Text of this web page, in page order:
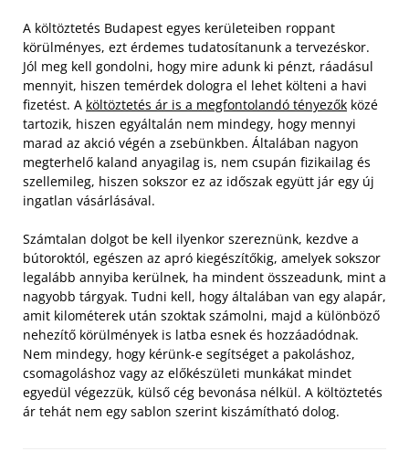
A költöztetés Budapest egyes kerületeiben roppant
körülményes, ezt érdemes tudatosítanunk a tervezéskor.
Jól meg kell gondolni, hogy mire adunk ki pénzt, ráadásul
mennyit, hiszen temérdek dologra el lehet költeni a havi
fizetést. A költöztetés ár is a megfontolandó tényezők közé
tartozik, hiszen egyáltalán nem mindegy, hogy mennyi
marad az akció végén a zsebünkben. Általában nagyon
megterhelő kaland anyagilag is, nem csupán fizikailag és
szellemileg, hiszen sokszor ez az időszak együtt jár egy új
ingatlan vásárlásával.
Számtalan dolgot be kell ilyenkor szereznünk, kezdve a
bútoroktól, egészen az apró kiegészítőkig, amelyek sokszor
legalább annyiba kerülnek, ha mindent összeadunk, mint a
nagyobb tárgyak. Tudni kell, hogy általában van egy alapár,
amit kilométerek után szoktak számolni, majd a különböző
nehezítő körülmények is latba esnek és hozzáadódnak.
Nem mindegy, hogy kérünk-e segítséget a pakoláshoz,
csomagoláshoz vagy az előkészületi munkákat mindet
egyedül végezzük, külső cég bevonása nélkül. A költöztetés
ár tehát nem egy sablon szerint kiszámítható dolog.